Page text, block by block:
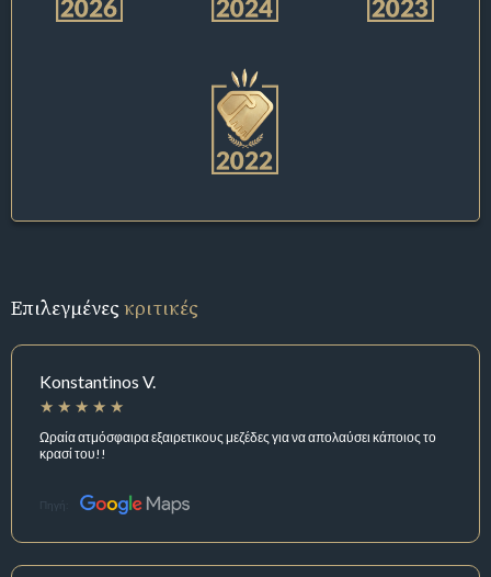
Επιλεγμένεςκριτικές
Konstantinos V.
Ωραία ατμόσφαιρα εξαιρετικους μεζέδες για να απολαύσει κάποιος το
κρασί του!!
Πηγή: